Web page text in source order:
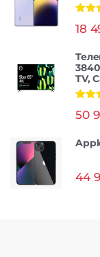
из 5
18
TV,
из 5
50
44